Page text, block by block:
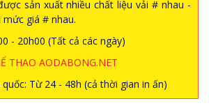
sản xuất nhiều chất liệu vải # nhau -
giá # nhau.
- 20h00 (Tất cả các ngày)
THAO AODABONG.NET
Từ 24 - 48h (cả thời gian in ấn)